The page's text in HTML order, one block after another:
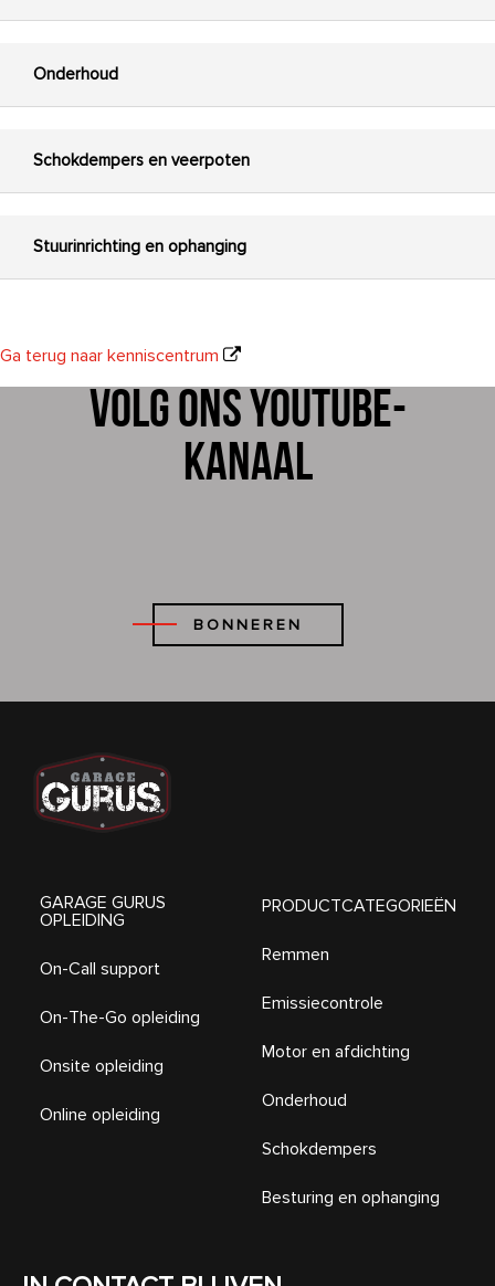
Onderhoud
Schokdempers en veerpoten
Stuurinrichting en ophanging
Ga terug naar kenniscentrum
Volg ons YouTube-
kanaal
BONNEREN
GARAGE GURUS
OPLEIDING
On-Call support
On-The-Go opleiding
Onsite opleiding
Online opleiding
PRODUCTCATEGORIEËN
Remmen
Emissiecontrole
Motor en afdichting
Onderhoud
Schokdempers
Besturing en ophanging